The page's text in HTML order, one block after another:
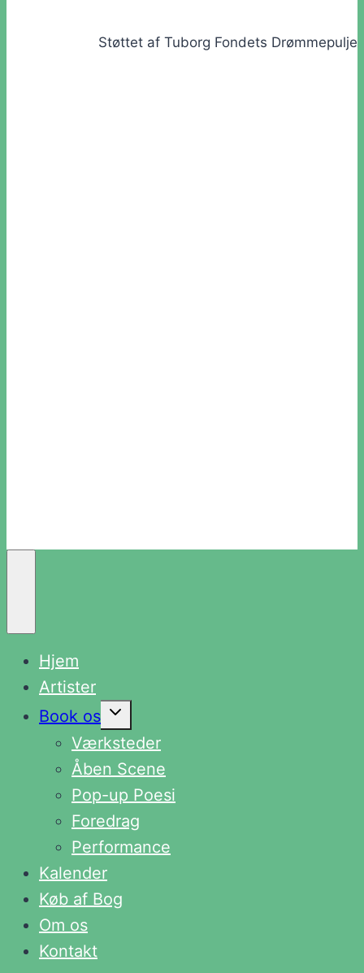
Støttet af Tuborg Fondets Drømmepulje
Hjem
Artister
Book os Skift
undermenu
Værksteder
Åben Scene
Pop-up Poesi
Foredrag
Performance
Kalender
Køb af Bog
Om os
Kontakt